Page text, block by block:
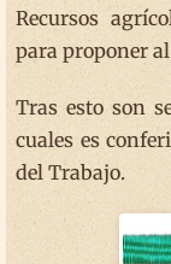
Recursos
para proponer
Tras esto son
cuales es
del Trabajo.